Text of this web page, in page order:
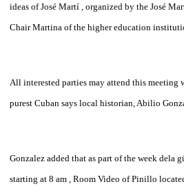
ideas of José Martí , organized by the José
Chair Martina of the higher education
All interested parties may attend this meeting
purest Cuban says local historian, Abilio
Gonzalez added that as part of the week dela
starting at 8 am , Room Video of Pinillo